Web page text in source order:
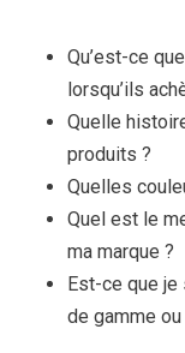
Qu’est-ce
lorsqu’ils
Quelle
produits ?
Quelles
Quel est le
ma marque ?
Est-ce que
de gamme